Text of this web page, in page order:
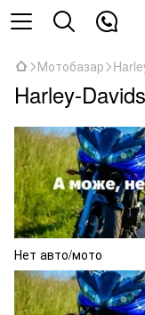
Мотобазар
Harley-
Нет авто/мото